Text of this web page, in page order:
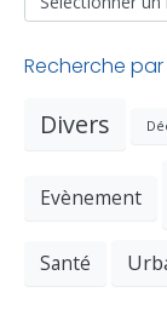
Recherche
Divers
Evènement
Santé